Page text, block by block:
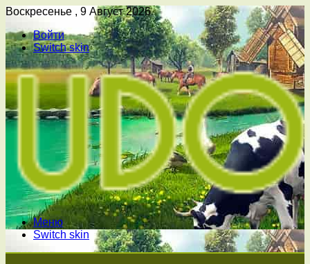
Воскресенье , 9 Август 2026
Войти
Switch skin
Меню
Switch skin